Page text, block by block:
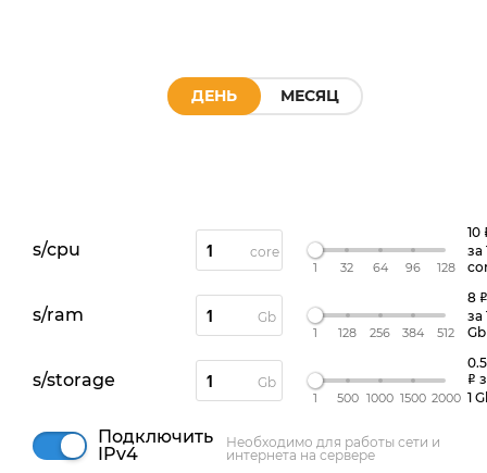
ДЕНЬ МЕСЯЦ
s/cpu core
1 32 64 96 128
10
за
s/ram Gb
1 128 256 384 512
8
за
Gb
s/storage Gb
1 500 1000 1500 2000 1
Подключить
IPv4
Необходимо для работы сети и
интернета на сервере